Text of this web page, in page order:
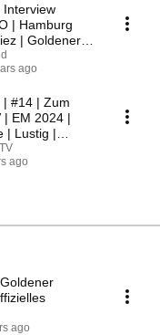
Interview
| Hamburg
| Goldener
ago
| #14 | Zum
| EM 2024 |
| Lustig |
ago
ago